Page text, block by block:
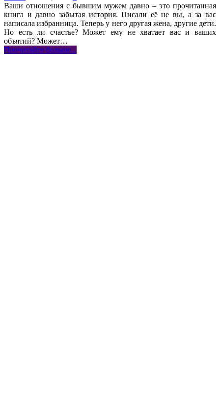
Ваши отношения с бывшим мужем давно – это прочитанная
книга и давно забытая история. Писали её не вы, а за вас
написала избранница. Теперь у него другая жена, другие дети.
Но есть ли счастье? Может ему не хватает вас и ваших
объятий? Может…
Прочитайте больше...